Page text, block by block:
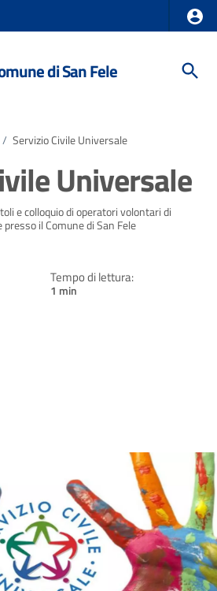
di San Fele
/ Servizio Civile Universale
Universale
notizia
e colloquio di operatori volontari di
il Comune di San Fele
Tempo di lettura:
1 min